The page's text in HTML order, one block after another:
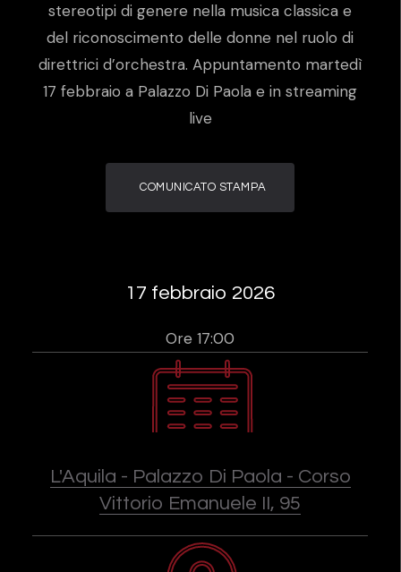
stereotipi di genere nella musica classica e
del riconoscimento delle donne nel ruolo di
direttrici d’orchestra. Appuntamento martedì
17 febbraio a Palazzo Di Paola e in streaming
live
COMUNICATO STAMPA
17 febbraio 2026
Ore 17:00
L'Aquila - Palazzo Di Paola - Corso
Vittorio Emanuele II, 95